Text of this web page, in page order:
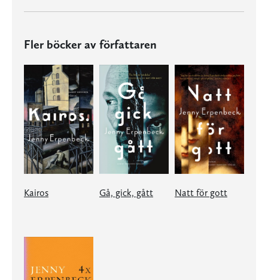
Fler böcker av författaren
Kairos Gå, gick, gått Natt för gott